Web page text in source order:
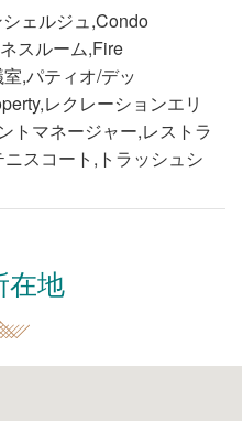
ェルジュ,Condo
スルーム,Fire
,パティオ/デッ
レクレーションエリ
トマネージャー,レストラ
スコート,トラッシュシ
在地